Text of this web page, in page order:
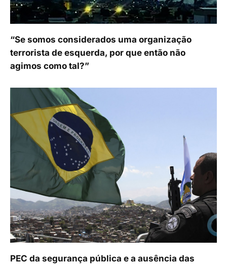
“Se somos considerados uma organização
terrorista de esquerda, por que então não
agimos como tal?”
PEC da segurança pública e a ausência das